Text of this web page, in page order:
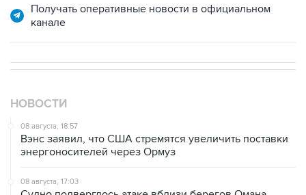
Получать оперативные новости в официальном
канале
НОВОСТИ
08 августа, 18:57
Вэнс заявил, что США стремятся увеличить поставки
энергоносителей через Ормуз
08 августа, 17:03